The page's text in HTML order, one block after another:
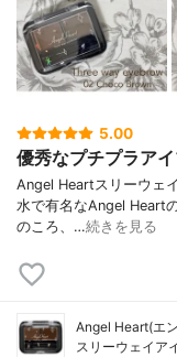
5.00
優秀なプチプラア
Angel Heartスリーウェ
水で有名なAngel Heart
のころ、…続きを見る
Angel Heart(エ
スリーウェイア